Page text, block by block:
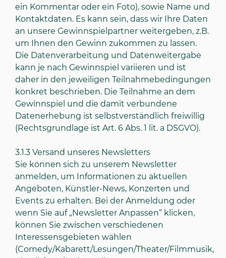
ein Kommentar oder ein Foto), sowie Name und
Kontaktdaten. Es kann sein, dass wir Ihre Daten
an unsere Gewinnspielpartner weitergeben, z.B.
um Ihnen den Gewinn zukommen zu lassen.
Die Datenverarbeitung und Datenweitergabe
kann je nach Gewinnspiel variieren und ist
daher in den jeweiligen Teilnahmebedingungen
konkret beschrieben. Die Teilnahme an dem
Gewinnspiel und die damit verbundene
Datenerhebung ist selbstverständlich freiwillig
(Rechtsgrundlage ist Art. 6 Abs. 1 lit. a DSGVO).
3.1.3 Versand unseres Newsletters
Sie können sich zu unserem Newsletter
anmelden, um Informationen zu aktuellen
Angeboten, Künstler-News, Konzerten und
Events zu erhalten. Bei der Anmeldung oder
wenn Sie auf „Newsletter Anpassen“ klicken,
können Sie zwischen verschiedenen
Interessensgebieten wählen
(Comedy/Kabarett/Lesungen/Theater/Filmmusik,